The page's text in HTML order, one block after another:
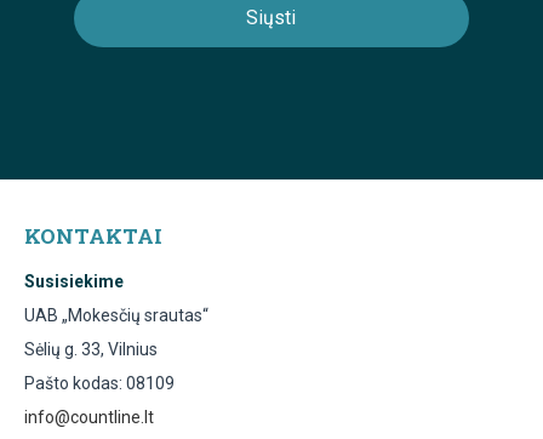
KONTAKTAI
Susisiekime
UAB „Mokesčių srautas“
Sėlių g. 33, Vilnius
Pašto kodas: 08109
info@countline.lt